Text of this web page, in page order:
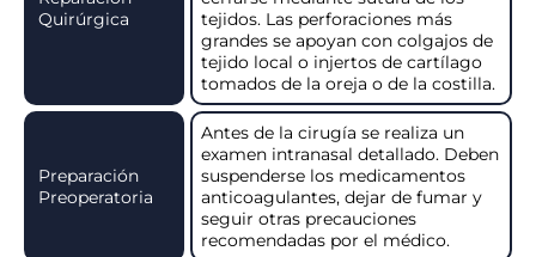
Quirúrgica
tejidos. Las perforaciones más
grandes se apoyan con colgajos de
tejido local o injertos de cartílago
tomados de la oreja o de la costilla.
Preparación
Preoperatoria
Antes de la cirugía se realiza un
examen intranasal detallado. Deben
suspenderse los medicamentos
anticoagulantes, dejar de fumar y
seguir otras precauciones
recomendadas por el médico.